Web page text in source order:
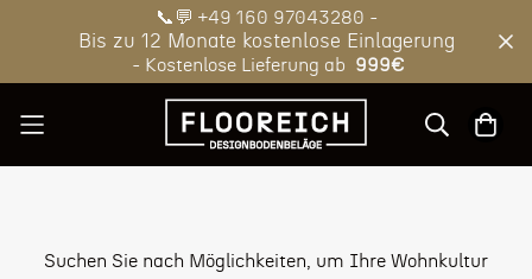
📞💬 +49 160 97043280 -
Bis zu 12 Monate kostenlose Einlagerung
- Kostenlose Lieferung ab 999€
Suchen Sie nach Möglichkeiten, um Ihre Wohnkultur